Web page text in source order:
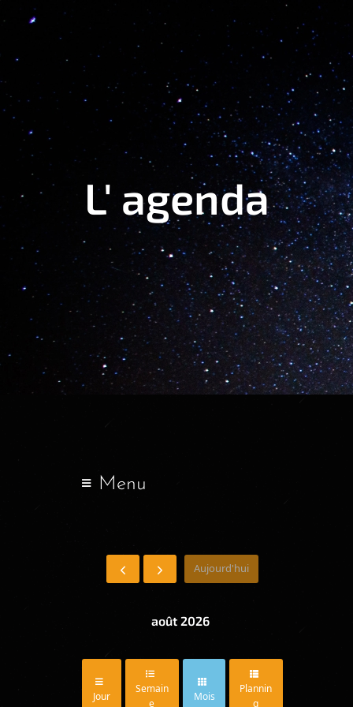
L' agenda
Menu
Aujourd'hui
août 2026
Jour
Semain
E
Mois
Plannin
G